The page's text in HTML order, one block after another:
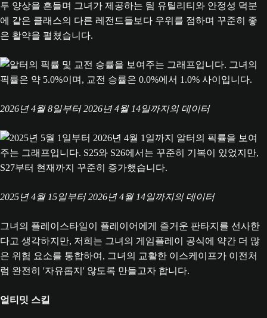
투 양상을 흔들며 그녀가 제공하는 팀 유틸리티와 안정성 덕분
에 같은 클래스의 다른 레전드들보다 우위를 점하며 꾸준히 좋
은 활약을 펼쳤습니다.
2026년 4월 8일부터 2026년 4월 14일까지의 데이터
2025년 4월 15일부터 2026년 4월 14일까지의 데이터
그녀의 플레이스타일이 플레이어에게 즐거운 판타지를 선사한
다고 생각하지만, 저희는 그녀의 게임플레이 공식에 약간 더 많
은 위험 요소를 통합하여, 그녀의 교활한 이스케이프가 이전처
럼 완전히 '자유롭지' 않도록 만들고자 합니다.
얼티밋 스킬